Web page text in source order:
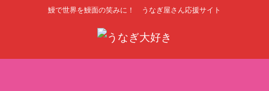
鰻で世界を鰻面の笑みに！ うなぎ屋さん応援サイト